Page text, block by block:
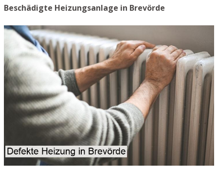
Beschädigte Heizungsanlage in Brevörde